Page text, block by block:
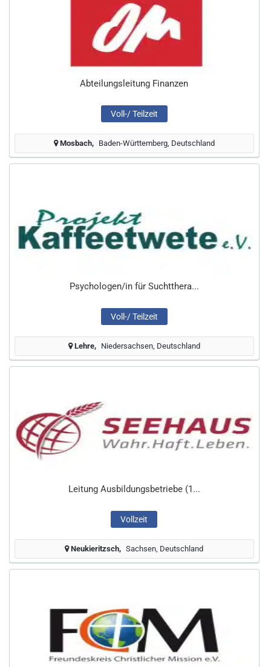
Abteilungsleitung Finanzen
Voll-/ Teilzeit
Mosbach Baden-Württemberg, Deutschland
Psychologen/in für Suchtthera...
Voll-/ Teilzeit
Lehre Niedersachsen, Deutschland
Leitung Ausbildungsbetriebe (1...
Vollzeit
Neukieritzsch Sachsen, Deutschland